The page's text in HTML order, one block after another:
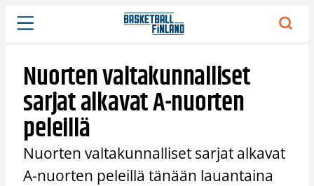
Siirry
sisältöön
Nuorten valtakunnalliset
sarjat alkavat A-nuorten
peleillä
Nuorten valtakunnalliset sarjat alkavat
A-nuorten peleillä tänään lauantaina